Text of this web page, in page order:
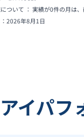
ついて ： 実績が0件の月は
2026年8月1日
イパ